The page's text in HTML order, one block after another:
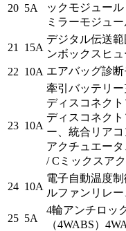
20 5A
ックモジュール
ミラーモジュ
21 15A
デジタル伝送
ンボックスヒ
22 10A エアバッグ診
23 10A
牽引バッテリ
ディスコネク
ディスコネク
ー、統合リア
アクチュエー
/ Cミックスア
24 10A
電子自動温度
ルファンリレ
25 5A
4輪アンチロッ
（4WABS）